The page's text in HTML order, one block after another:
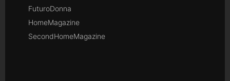
FuturoDonna
HomeMagazine
SecondHomeMagazine